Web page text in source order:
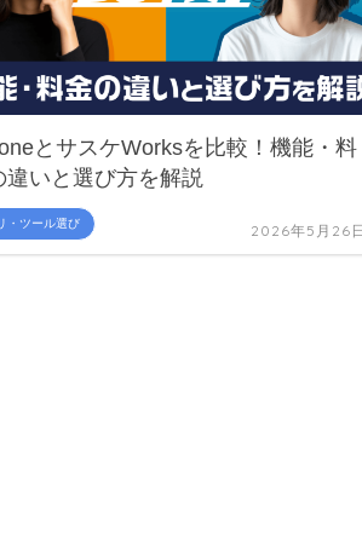
・ツール選び
とサスケWorksを比較！機能・料
違いと選び方を解説
2026年5月26